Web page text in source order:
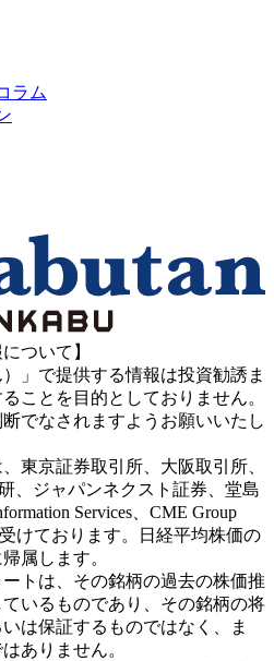
ラム
ついて】
」で提供する情報は投資勧誘ま
ことを目的としておりません。
でなされますようお願いいたし
東京証券取引所、大阪取引所、
、ジャパンネクスト証券、堂島
Services、CME Group
けております。日経平均株価の
属します。
トは、その銘柄の過去の株価推
いるものであり、その銘柄の将
は保証するものではなく、ま
ありません。